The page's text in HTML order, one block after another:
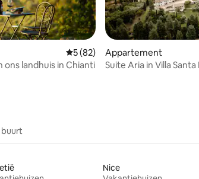
uit 5, 44 recensiesGemiddelde beoordeling van 5
5 (82)
ons landhuis in Chianti
Appartement
Suite Aria in Villa
buurt
Nice